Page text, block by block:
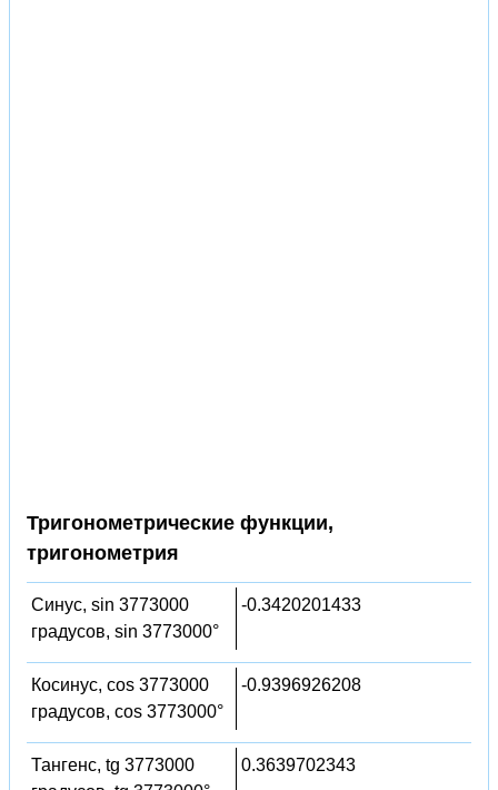
Тригонометрические функции,
тригонометрия
Синус, sin 3773000
градусов, sin 3773000°
-0.3420201433
Косинус, cos 3773000
градусов, cos 3773000°
-0.9396926208
Тангенс, tg 3773000
0.3639702343